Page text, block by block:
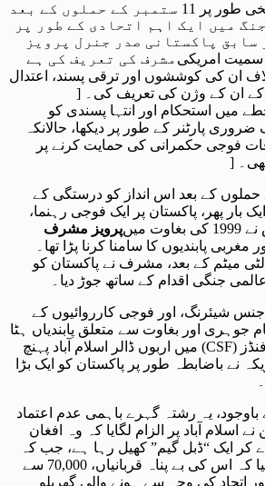
امریکی حکومت نے تاریخی طور پر 11 ستمبر کے حملوں کے بعد
میں ایک اہم اتحادی کے طور پر
سابق پاکستانی صدر جنرل پرویز
مشرف کی تعریف کی ہے سمیت امریکی
ان کی کوششوں اور ترقی پسند، اعتدال
کے ان کے وژن کی تعریف کی۔ [
میں استحکام اور انتہا پسندی کو
پارٹنر کے طور پر دیکھا، حالانکہ
فوجی حکمرانی کی حمایت کرنے پر
[
ستمبر کے حملوں کے بعد اس انداز کو درستگی کے
بار پھر، پاکستان پر ایک فوجی رہنما،
پرویز مشرفکی حکومت تھی ، جس نے 1999 کی بغاوت میں
مغربی پابندیوں کا سامنا کرنا پڑا تھا۔
میٹم کے بعد، مشرف نے پاکستان کو
جنگی اقدام کے ساتھ جوڑ دیا۔
جنس شیئرنگ، اور فوجی کارروائیوں کے
جوہری اور بغاوت سے متعلق پابندیاں ہٹا
دیں۔ کولیشن سپورٹ فنڈز (CSF) میں اربوں ڈالر اسلام آباد پہنچ
میں، امریکہ نے باضابطہ طور پر پاکستان کو ایک بڑا
یہ رشتہ گہرے باہمی عدم اعتماد
اسلام آباد پر الزام لگایا کہ وہ افغان
کر ایک “ڈبل گیم” کھیل رہا ہے، جب کہ
پاکستان نے محسوس کیا کہ اس کی بے پناہ قربانیاں، 70,000 سے
اتحاد کی وجہ سے ہونے والی گھریلو